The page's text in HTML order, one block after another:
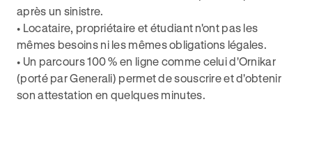
après un sinistre.
• Locataire, propriétaire et étudiant n'ont pas les
mêmes besoins ni les mêmes obligations légales.
• Un parcours 100 % en ligne comme celui d'Ornikar
(porté par Generali) permet de souscrire et d'obtenir
son attestation en quelques minutes.